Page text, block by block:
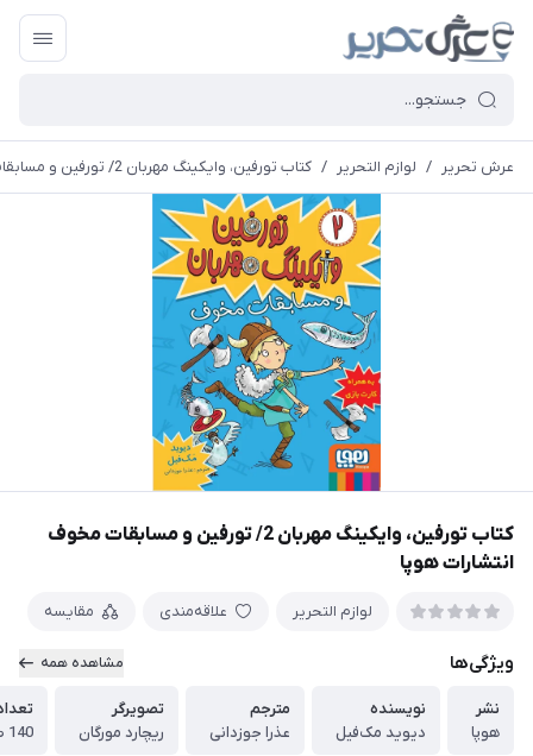
عرش تحریر / لوازم التحریر / کتاب تورفین، وایکینگ مهربان 2/ تورفین و مسابقات مخوف انتشارات هوپا
کتاب تورفین، وایکینگ مهربان 2/ تورفین و مسابقات مخوف
انتشارات هوپا
لوازم التحریر علاقه‌مندی مقایسه
ویژگی‌ها مشاهده همه
نشر
هوپا
نویسنده
دیوید مک‌فیل
مترجم
عذرا جوزدانی
تصویرگر
ریچارد مورگان
140 صفحه